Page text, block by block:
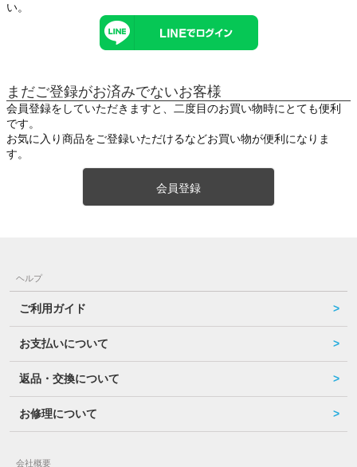
い。
まだご登録がお済みでないお客様
会員登録をしていただきますと、二度目のお買い物時にとても便利
です。
お気に入り商品をご登録いただけるなどお買い物が便利になりま
す。
会員登録
ヘルプ
ご利用ガイド
お支払いについて
返品・交換について
お修理について
会社概要